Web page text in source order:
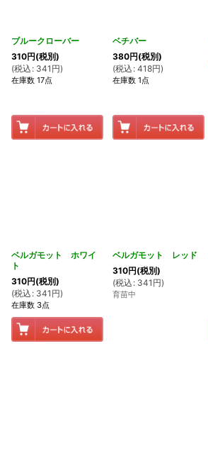
ブルークローバー
310円(税別)
(税込 : 341 円)
在庫数 17点
ベチバー
380円(税別)
(税込 : 418円)
在庫数 1点
ベルガモット ホワイ
ト
310円(税別)
(税込 : 341 円)
在庫数 3点
ベルガモット レッド
310円(税別)
(税込 : 341 円)
育苗中